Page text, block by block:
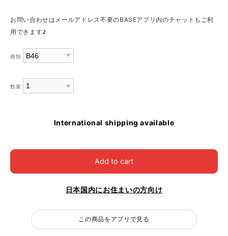
お問い合わせはメールアドレス不要のBASEアプリ内のチャットもご利
用できます♪
種類
数量
International shipping available
Add to cart
日本国内にお住まいの方向け
この商品をアプリで見る